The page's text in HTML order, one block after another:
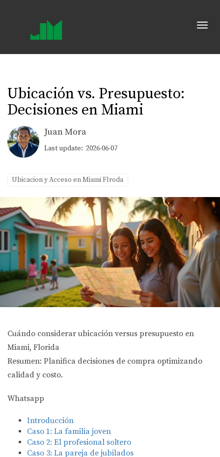
Ubicación vs. Presupuesto:
Decisiones en Miami
Juan Mora
Last update: 2026-06-07
Ubicacion y Acceso en Miami Flroda
Cuándo considerar ubicación versus presupuesto en
Miami, Florida
Resumen: Planifica decisiones de compra optimizando
calidad y costo.
Whatsapp
Introducción
Caso 1: La familia joven
Caso 2: El profesional soltero
Caso 3: La pareja de jubilados